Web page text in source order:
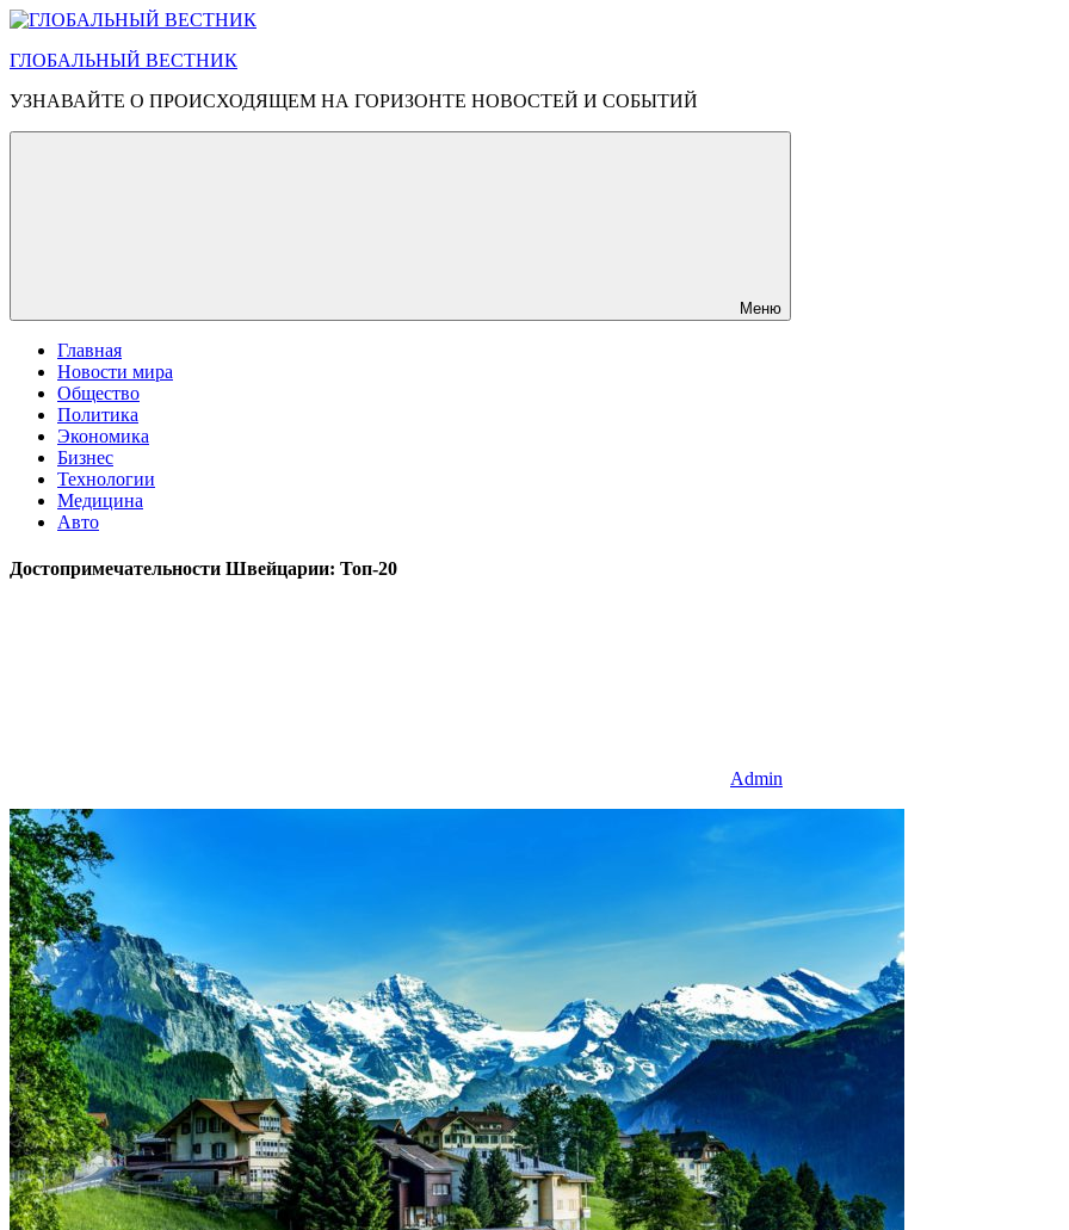
Перейти
содержимому
ГЛОБАЛЬНЫЙ ВЕСТНИК
УЗНАВАЙТЕ О ПРОИСХОДЯЩЕМ НА ГОРИЗОНТЕ НОВОСТЕЙ И СОБЫТИЙ
Меню
Главная
Новости мира
Общество
Политика
Экономика
Бизнес
Технологии
Медицина
Авто
Достопримечательности Швейцарии: Топ-20
Admin